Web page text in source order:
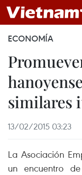
ECONOMÍA
similares
13/02/2015 03:23
La Asociación
un encuentro